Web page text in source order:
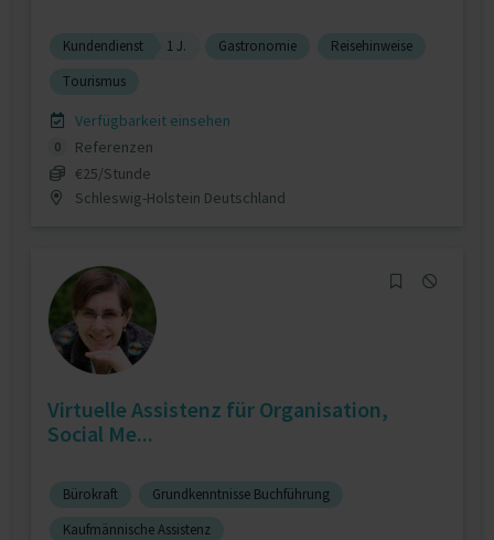
Kundendienst 1 J. Gastronomie
Reisehinweise
Tourismus
Verfügbarkeit einsehen
0
Referenzen
€25/Stunde
Schleswig-Holstein Deutschland
Virtuelle Assistenz für Organisation,
Social Me...
Bürokraft
Grundkenntnisse Buchführung
Kaufmännische Assistenz